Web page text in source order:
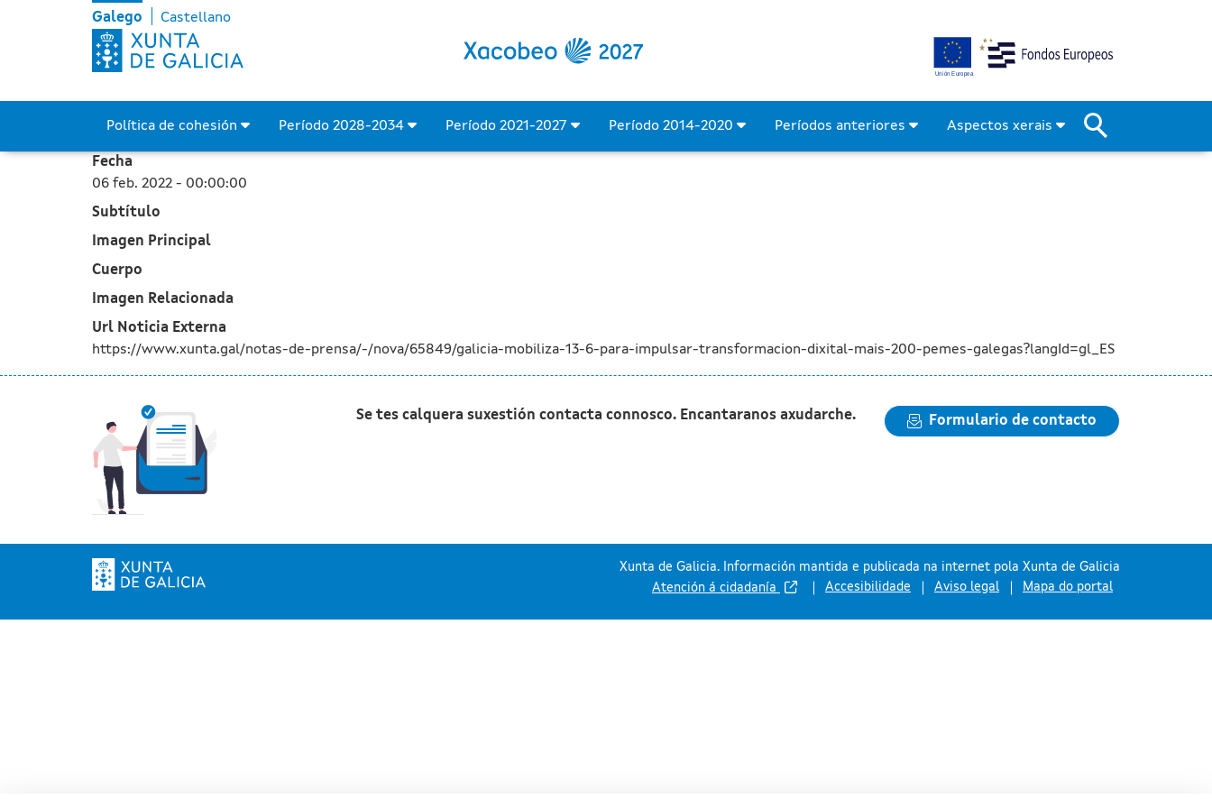
Galicia mobiliza 13,6 M€ para impulsar a transformación dixital de máis de
Skip to Main Content
Galego Castellano
Política de cohesión Período 2028-2034 Período 2021-2027 Período 2014-2020 Períodos anteriores Aspectos xerais
Fecha
06 feb. 2022 - 00:00:00
Subtítulo
Imagen Principal
Cuerpo
Imagen Relacionada
Url Noticia Externa
https://www.xunta.gal/notas-de-prensa/-/nova/65849/galicia-mobiliza-13-6-para-impulsar-transformacion-dixital-mais-200-pemes-galegas?langId=gl_ES
Se tes calquera suxestión contacta connosco. Encantaranos axudarche. Formulario de contacto
Xunta de Galicia. Información mantida e publicada na internet pola Xunta de Galicia
Atención á cidadanía
Accesibilidade Aviso legal Mapa do portal